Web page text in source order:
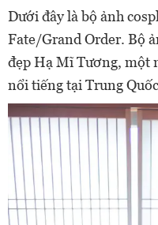
Dưới đây là bộ ảnh
Fate/Grand Order. Bộ
đẹp Hạ Mĩ Tương, một
nổi tiếng tại Trung